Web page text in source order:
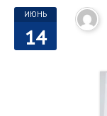
ИЮНЬ
14